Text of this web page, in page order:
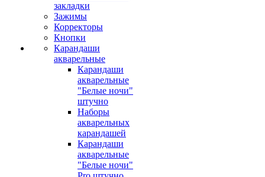
закладки
Зажимы
Корректоры
Кнопки
Карандаши
акварельные
Карандаши
акварельные
"Белые ночи"
штучно
Наборы
акварельных
карандашей
Карандаши
акварельные
"Белые ночи"